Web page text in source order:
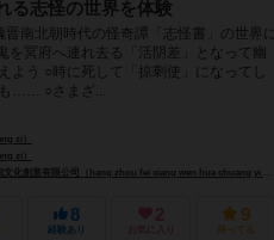
る志怪の世界を体験
晋南北朝時代の怪奇譚「志怪書」の世界に
を冥府へ連れ去る「活阴差」となって幽
よう ○時に死して「掠剩使」になってし
も…… ○さまざ...
zi）
zi）
化創意有限公司（hang zhou fei xiang wen hua chuang yi you xian gong si）
8
経験あり
2
お気に入り
9
持ってる